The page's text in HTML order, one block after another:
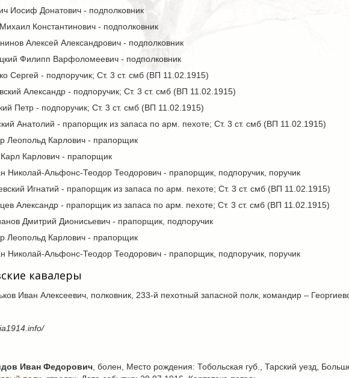
Иосиф Донатович - подполковник
Константинович - подполковник
Алексей Александрович - подполковник
Филипп Варфоломеевич - подполковник
Сергей - подпоручик; Ст. 3 ст. смб (ВП 11.02.1915)
Александр - подпоручик; Ст. 3 ст. смб (ВП 11.02.1915)
Петр - подпоручик; Ст. 3 ст. смб (ВП 11.02.1915)
Анатолий - прапорщик из запаса по арм. пехоте; Ст. 3 ст. смб (ВП 11.02.1915)
Леопольд Карлович - прапорщик
Карлович - прапорщик
Николай-Альфонс-Теодор Теодорович - прапорщик, подпоручик, поручик
Игнатий - прапорщик из запаса по арм. пехоте; Ст. 3 ст. смб (ВП 11.02.1915)
Александр - прапорщик из запаса по арм. пехоте; Ст. 3 ст. смб (ВП 11.02.1915)
Дмитрий Дионисьевич - прапорщик, подпоручик
Леопольд Карлович - прапорщик
Николай-Альфонс-Теодор Теодорович - прапорщик, подпоручик, поручик
кавалеры
Иван Алексеевич, полковник, 233-й пехотный запасной полк, командир –
Иван Федорович , болен, Место рождения: Тобольская губ., Тарский уезд,